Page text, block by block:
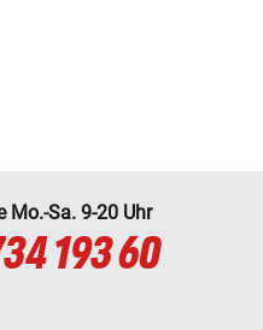
Mo.-Sa. 9-20 Uhr
193 60